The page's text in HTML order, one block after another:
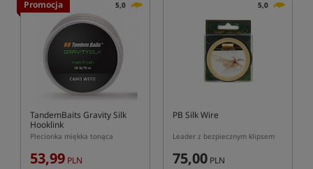
Promocja 5,0
TandemBaits Gravity Silk
Hooklink
Plecionka miękka tonąca
53,99 PLN
5,0
PB Silk Wire
Leader z bezpiecznym klipsem
75,00 PLN